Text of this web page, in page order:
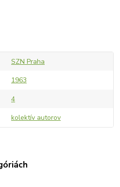
SZN Praha
1963
4
kolektív autorov